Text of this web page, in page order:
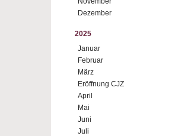
Dezember
2025
Januar
Februar
März
Eröffnung CJZ
April
Mai
Juni
Juli